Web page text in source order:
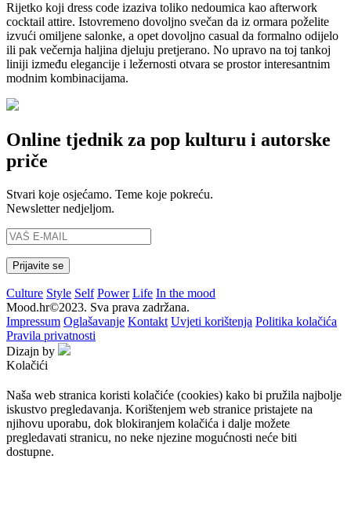
Rijetko koji dress code izaziva toliko nedoumica kao afterwork
cocktail attire. Istovremeno dovoljno svečan da iz ormara poželite
izvući omiljene salonke, a opet dovoljno casual da formalno odijelo
ili pak večernja haljina djeluju pretjerano. No upravo na toj tankoj
liniji između elegancije i ležernosti otvara se prostor interesantnim
modnim kombinacijama.
Online tjednik za pop kulturu i autorske
priče
Stvari koje osjećamo. Teme koje pokreću.
Newsletter nedjeljom.
Culture Style Self Power Life In the mood
Mood.hr©2023. Sva prava zadržana.
Impressum Oglašavanje Kontakt Uvjeti korištenja Politika kolačića
Pravila privatnosti
Dizajn by
Kolačići
Naša web stranica koristi kolačiće (cookies) kako bi pružila najbolje
iskustvo pregledavanja. Korištenjem web stranice pristajete na
njihovu uporabu, dok blokiranjem kolačića i dalje možete
pregledavati stranicu, no neke njezine mogućnosti neće biti
dostupne.